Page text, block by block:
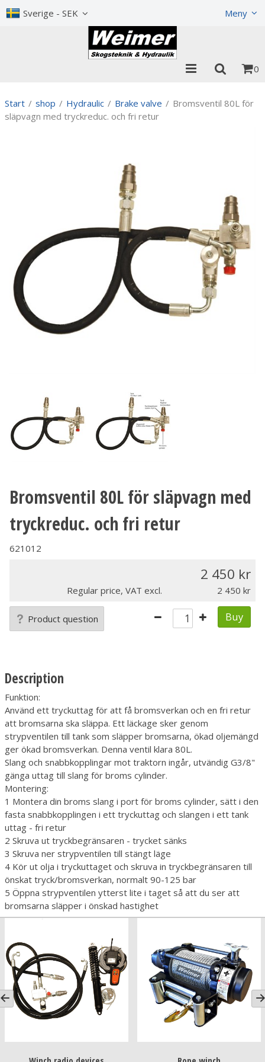
Sverige - SEK Meny
0
Start / shop / Hydraulic / Brake valve / Bromsventil 80L för
släpvagn med tryckreduc. och fri retur
Bromsventil 80L för släpvagn med
tryckreduc. och fri retur
621012
2 450
Regular price, VAT excl. 2 450
Product question Buy
Description
Funktion:
Använd ett tryckuttag för att få bromsverkan och en fri retur
att bromsarna ska släppa. Ett läckage sker genom
strypventilen till tank som släpper bromsarna, ökad oljemängd
ger ökad bromsverkan. Denna ventil klara 80L.
Slang och snabbkopplingar mot traktorn ingår, utvändig G3/8"
gänga uttag till slang för broms cylinder.
Montering:
1 Montera din broms slang i port för broms cylinder, sätt i den
fasta snabbkopplingen i ett tryckuttag och slangen i ett tank
uttag - fri retur
2 Skruva ut tryckbegränsaren - trycket sänks
3 Skruva ner strypventilen till stängt läge
4 Kör ut olja i tryckuttaget och skruva in tryckbegränsaren till
önskat tryck/bromsverkan, normalt 90-125 bar
5 Öppna strypventilen ytterst lite i taget så att du ser att
bromsarna släpper i önskad hastighet